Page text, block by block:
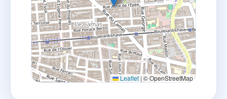
Leaflet | © OpenStreetMap